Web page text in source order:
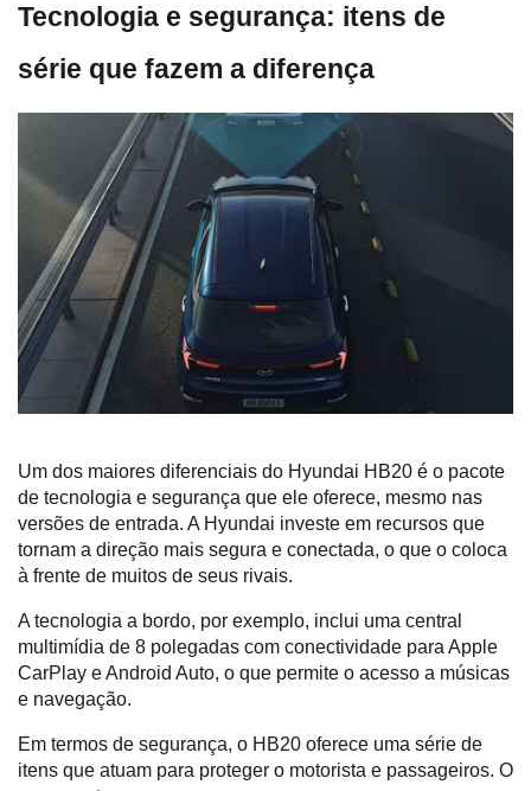
Tecnologia e segurança: itens de
série que fazem a diferença
Um dos maiores diferenciais do Hyundai HB20 é o pacote
de tecnologia e segurança que ele oferece, mesmo nas
versões de entrada. A Hyundai investe em recursos que
tornam a direção mais segura e conectada, o que o coloca
à frente de muitos de seus rivais.
A tecnologia a bordo, por exemplo, inclui uma central
multimídia de 8 polegadas com conectividade para Apple
CarPlay e Android Auto, o que permite o acesso a músicas
e navegação.
Em termos de segurança, o HB20 oferece uma série de
itens que atuam para proteger o motorista e passageiros. O